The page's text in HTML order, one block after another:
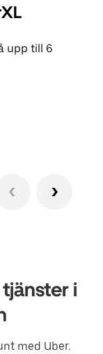
upp till 6
i
med Uber.